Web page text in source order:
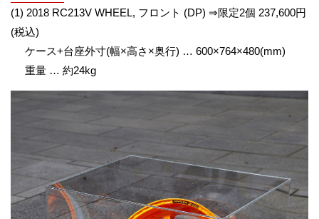
(1) 2018 RC213V WHEEL, フロント (DP) ⇒限定2個 237,600円
(税込)
ケース+台座外寸(幅×高さ×奥行) … 600×764×480(mm)
重量 … 約24kg